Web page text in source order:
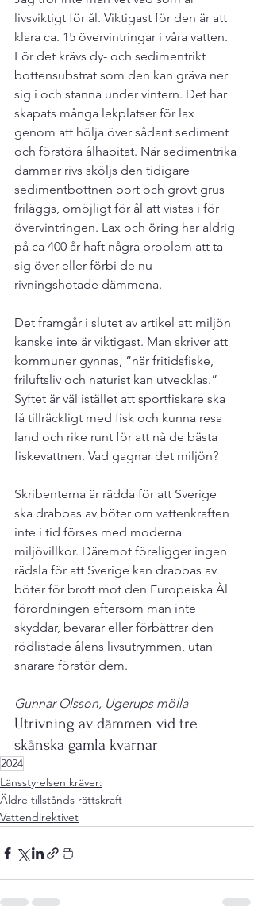
livsviktigt för ål. Viktigast för den är att
klara ca. 15 övervintringar i våra vatten.
För det krävs dy- och sedimentrikt
bottensubstrat som den kan gräva ner
sig i och stanna under vintern. Det har
skapats många lekplatser för lax
genom att hölja över sådant sediment
och förstöra ålhabitat. När sedimentrika
dammar rivs sköljs den tidigare
sedimentbottnen bort och grovt grus
friläggs, omöjligt för ål att vistas i för
övervintringen. Lax och öring har aldrig
på ca 400 år haft några problem att ta
sig över eller förbi de nu
rivningshotade dämmena.
Det framgår i slutet av artikel att miljön
kanske inte är viktigast. Man skriver att
kommuner gynnas, ”när fritidsfiske,
friluftsliv och naturist kan utvecklas.”
Syftet är väl istället att sportfiskare ska
få tillräckligt med fisk och kunna resa
land och rike runt för att nå de bästa
fiskevattnen. Vad gagnar det miljön?
Skribenterna är rädda för att Sverige
ska drabbas av böter om vattenkraften
inte i tid förses med moderna
miljövillkor. Däremot föreligger ingen
rädsla för att Sverige kan drabbas av
böter för brott mot den Europeiska Ål
förordningen eftersom man inte
skyddar, bevarar eller förbättrar den
rödlistade ålens livsutrymmen, utan
snarare förstör dem.
Gunnar Olsson, Ugerups mölla
Utrivning av dämmen vid tre
skånska gamla kvarnar
2024
Länsstyrelsen kräver:
Äldre tillstånds rättskraft
Vattendirektivet